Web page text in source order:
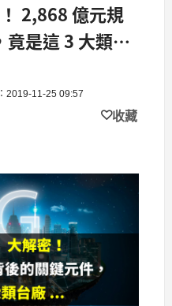
2,868 億元規
是這 3 大類台
2019-11-25 09:57
收藏